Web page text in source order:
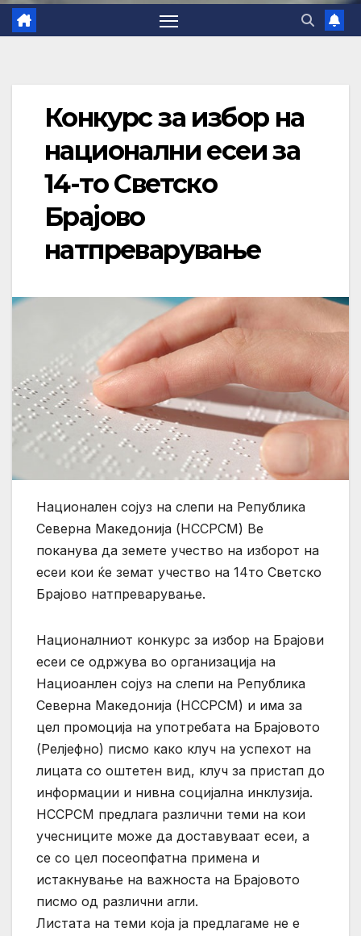
Конкурс за избор на
национални есеи за
14-то Светско
Брајово
натпреварување
Национален сојуз на слепи на Република
Северна Македонија (НССРСМ) Ве
поканува да земете учество на изборот на
есеи кои ќе земат учество на 14то Светско
Брајово натпреварување.
Националниот конкурс за избор на Брајови
есеи се одржува во организација на
Нациоанлен сојуз на слепи на Република
Северна Македонија (НССРСМ) и има за
цел промоција на употребата на Брајовото
(Релјефно) писмо како клуч на успехот на
лицата со оштетен вид, клуч за пристап до
информации и нивна социјална инклузија.
НССРСМ предлага различни теми на кои
учесниците може да доставуваат есеи, а
се со цел посеопфатна примена и
истакнување на важноста на Брајовото
писмо од различни агли.
Листата на теми која ја предлагаме не е